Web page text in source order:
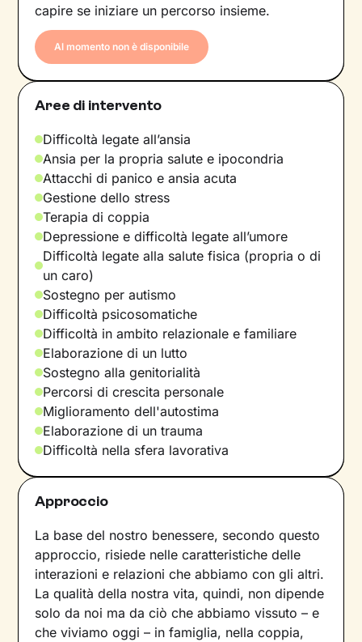
capire se iniziare un percorso insieme.
Al momento non è disponibile
Aree di intervento
Difficoltà legate all’ansia
Ansia per la propria salute e ipocondria
Attacchi di panico e ansia acuta
Gestione dello stress
Terapia di coppia
Depressione e difficoltà legate all’umore
Difficoltà legate alla salute fisica (propria o di
un caro)
Sostegno per autismo
Difficoltà psicosomatiche
Difficoltà in ambito relazionale e familiare
Elaborazione di un lutto
Sostegno alla genitorialità
Percorsi di crescita personale
Miglioramento dell'autostima
Elaborazione di un trauma
Difficoltà nella sfera lavorativa
Approccio
La base del nostro benessere, secondo questo
approccio, risiede nelle caratteristiche delle
interazioni e relazioni che abbiamo con gli altri.
La qualità della nostra vita, quindi, non dipende
solo da noi ma da ciò che abbiamo vissuto – e
che viviamo oggi – in famiglia, nella coppia,